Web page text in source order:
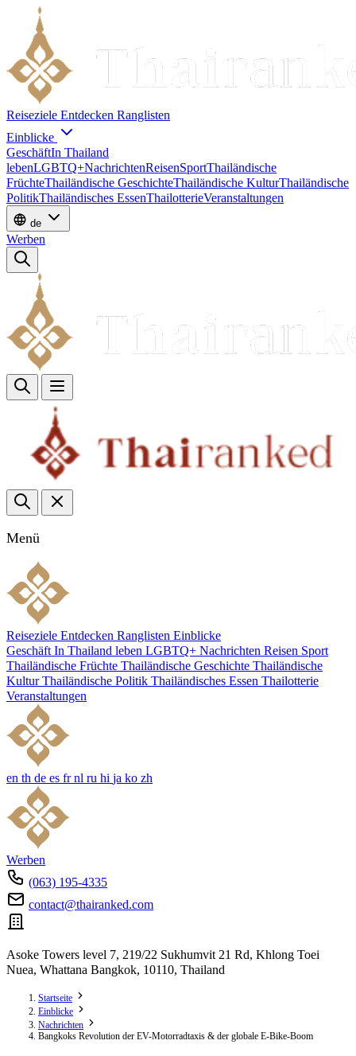
Reiseziele Entdecken Ranglisten
Einblicke
GeschäftIn Thailand
lebenLGBTQ+NachrichtenReisenSportThailändische
FrüchteThailändische GeschichteThailändische KulturThailändische
PolitikThailändisches EssenThailotterieVeranstaltungen
de
Werben
Menü
Reiseziele Entdecken Ranglisten Einblicke
Geschäft In Thailand leben LGBTQ+ Nachrichten Reisen Sport
Thailändische Früchte Thailändische Geschichte Thailändische
Kultur Thailändische Politik Thailändisches Essen Thailotterie
Veranstaltungen
en th de es fr nl ru hi ja ko zh
Werben
(063) 195-4335
contact@thairanked.com
Asoke Towers level 7, 219/22 Sukhumvit 21 Rd, Khlong Toei
Nuea, Whattana Bangkok, 10110, Thailand
Startseite
Einblicke
Nachrichten
Bangkoks Revolution der EV-Motorradtaxis & der globale E-Bike-Boom